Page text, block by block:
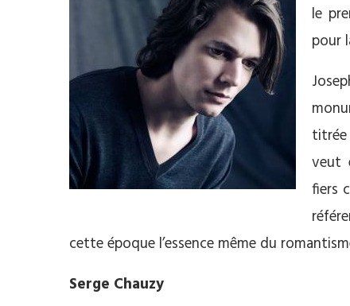
le
pour
veut
fiers
cette époque l’essence même du
Serge Chauzy